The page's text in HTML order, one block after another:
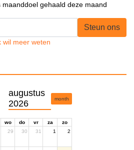
maanddoel gehaald deze maand
Steun ons
wil meer weten
augustus
2026
month
wo do vr za
zo
29 30 31 1 2